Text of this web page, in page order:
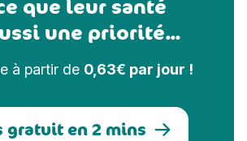
que leur santé
une priorité...
à partir de 0,63€ par jour !
gratuit en 2 mins